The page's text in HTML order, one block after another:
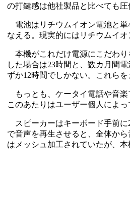
の打鍵感は他社製品と比べても
電池はリチウムイオン電池と単
なえる。現実的にはリチウムイ
本機がこれだけ電源にこだわり
した場合は23時間と、数カ月間
ずか12時間でしかない。これら
もっとも、ケータイ電話や音楽
このあたりはユーザー個人によ
スピーカーはキーボード手前に
で音声を再生させると、全体か
はメッシュ加工されていたが、